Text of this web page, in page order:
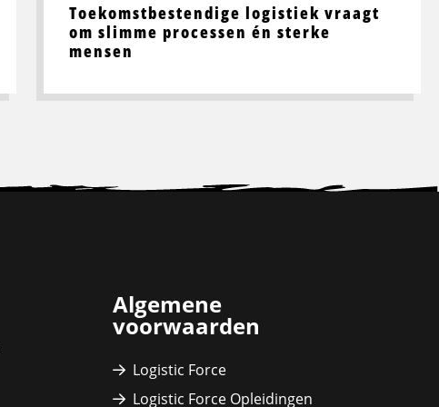
Toekomstbestendige logistiek vraagt
om slimme processen én sterke
mensen
Algemene
voorwaarden
Logistic Force
Logistic Force Opleidingen